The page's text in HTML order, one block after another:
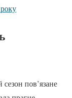
пов’язане